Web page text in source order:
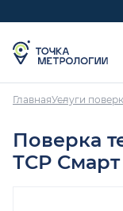
ГлавнаяУслуги
Поверка
ТСР